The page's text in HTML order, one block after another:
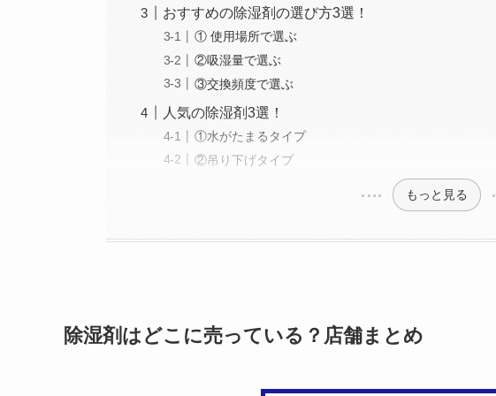
おすすめの除湿剤の選び方3選！
① 使用場所で選ぶ
②吸湿量で選ぶ
③交換頻度で選ぶ
人気の除湿剤3選！
①水がたまるタイプ
②吊り下げタイプ
もっと見る
除湿剤はどこに売っている？店舗まとめ